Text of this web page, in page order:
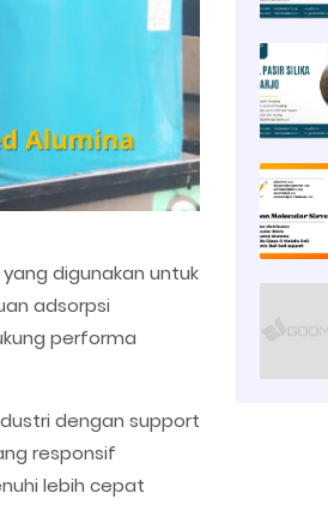
digunakan untuk
adsorpsi
performa
dengan support
responsif
lebih cepat